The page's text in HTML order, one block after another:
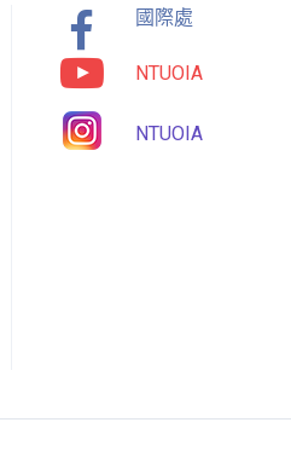
國際處
NTUOIA
NTUOIA